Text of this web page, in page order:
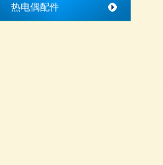
热电偶配件